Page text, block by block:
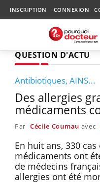
INSCRIPTION CONNEXION
QUESTION D'ACTU
Antibiotiques, AINS...
Des allergies
médicaments
Par Cécile Coumau avec
En huit ans, 330
médicaments ont
de médecins
allergies ont été